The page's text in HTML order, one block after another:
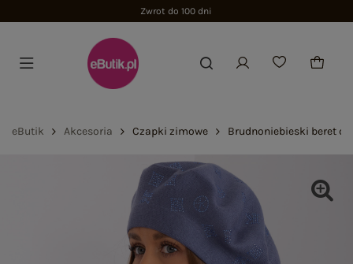
Zwrot do 100 dni
eButik Akcesoria Czapki zimowe Brudnoniebieski beret